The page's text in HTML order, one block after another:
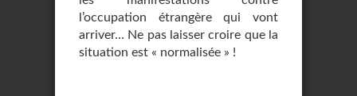
l’occupation étrangère qui vont
arriver… Ne pas laisser croire que la
situation est « normalisée » !